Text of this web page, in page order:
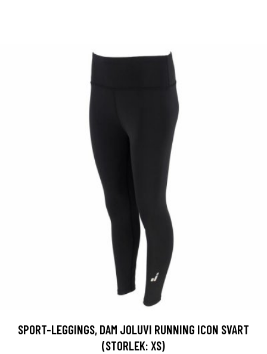
SPORT-LEGGINGS, DAM JOLUVI RUNNING ICON SVART
(STORLEK: XS)